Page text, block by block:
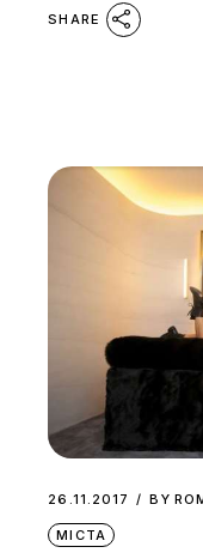
SHARE
26.11.2017 BY
МІСТА